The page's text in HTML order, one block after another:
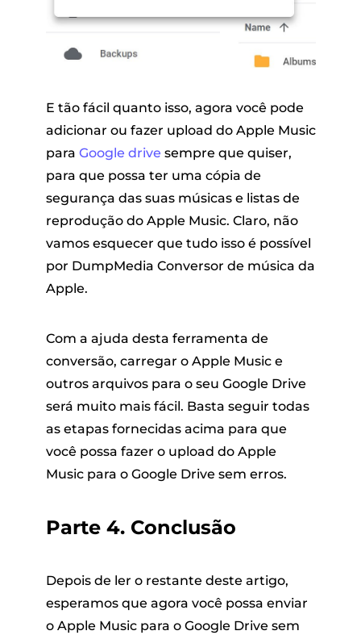
E tão fácil quanto isso, agora você pode
adicionar ou fazer upload do Apple Music
para Google drive sempre que quiser,
para que possa ter uma cópia de
segurança das suas músicas e listas de
reprodução do Apple Music. Claro, não
vamos esquecer que tudo isso é possível
por DumpMedia Conversor de música da
Apple.
Com a ajuda desta ferramenta de
conversão, carregar o Apple Music e
outros arquivos para o seu Google Drive
será muito mais fácil. Basta seguir todas
as etapas fornecidas acima para que
você possa fazer o upload do Apple
Music para o Google Drive sem erros.
Parte 4. Conclusão
Depois de ler o restante deste artigo,
esperamos que agora você possa enviar
o Apple Music para o Google Drive sem